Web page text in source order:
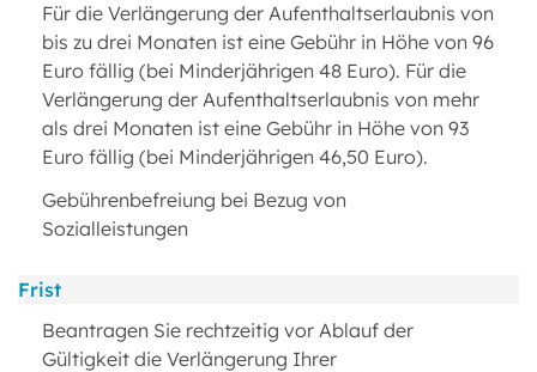
Für die Verlängerung der Aufenthaltserlaubnis von
bis zu drei Monaten ist eine Gebühr in Höhe von 96
Euro fällig (bei Minderjährigen 48 Euro). Für die
Verlängerung der Aufenthaltserlaubnis von mehr
als drei Monaten ist eine Gebühr in Höhe von 93
Euro fällig (bei Minderjährigen 46,50 Euro).
Gebührenbefreiung bei Bezug von
Sozialleistungen
Frist
Beantragen Sie rechtzeitig vor Ablauf der
Gültigkeit die Verlängerung Ihrer